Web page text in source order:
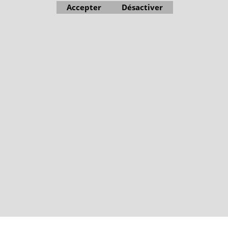
Accepter Désactiver